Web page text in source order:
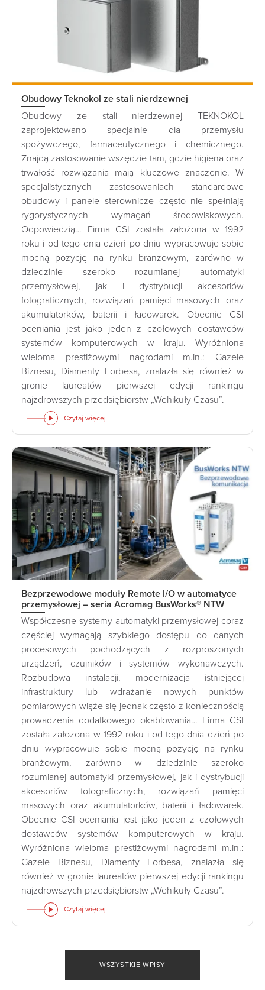
Obudowy Teknokol ze stali nierdzewnej
Obudowy ze stali nierdzewnej TEKNOKOL
zaprojektowano specjalnie dla przemysłu
spożywczego, farmaceutycznego i chemicznego.
Znajdą zastosowanie wszędzie tam, gdzie higiena oraz
trwałość rozwiązania mają kluczowe znaczenie. W
specjalistycznych zastosowaniach standardowe
obudowy i panele sterownicze często nie spełniają
rygorystycznych wymagań środowiskowych.
Odpowiedzią… Firma CSI została założona w 1992
roku i od tego dnia dzień po dniu wypracowuje sobie
mocną pozycję na rynku branżowym, zarówno w
dziedzinie szeroko rozumianej automatyki
przemysłowej, jak i dystrybucji akcesoriów
fotograficznych, rozwiązań pamięci masowych oraz
akumulatorków, baterii i ładowarek. Obecnie CSI
oceniania jest jako jeden z czołowych dostawców
systemów komputerowych w kraju. Wyróżniona
wieloma prestiżowymi nagrodami m.in.: Gazele
Biznesu, Diamenty Forbesa, znalazła się również w
gronie laureatów pierwszej edycji rankingu
najzdrowszych przedsiębiorstw „Wehikuły Czasu”.
Czytaj więcej
Bezprzewodowe moduły Remote I/O w automatyce
przemysłowej – seria Acromag BusWorks® NTW
Współczesne systemy automatyki przemysłowej coraz
częściej wymagają szybkiego dostępu do danych
procesowych pochodzących z rozproszonych
urządzeń, czujników i systemów wykonawczych.
Rozbudowa instalacji, modernizacja istniejącej
infrastruktury lub wdrażanie nowych punktów
pomiarowych wiąże się jednak często z koniecznością
prowadzenia dodatkowego okablowania… Firma CSI
została założona w 1992 roku i od tego dnia dzień po
dniu wypracowuje sobie mocną pozycję na rynku
branżowym, zarówno w dziedzinie szeroko
rozumianej automatyki przemysłowej, jak i dystrybucji
akcesoriów fotograficznych, rozwiązań pamięci
masowych oraz akumulatorków, baterii i ładowarek.
Obecnie CSI oceniania jest jako jeden z czołowych
dostawców systemów komputerowych w kraju.
Wyróżniona wieloma prestiżowymi nagrodami m.in.:
Gazele Biznesu, Diamenty Forbesa, znalazła się
również w gronie laureatów pierwszej edycji rankingu
najzdrowszych przedsiębiorstw „Wehikuły Czasu”.
Czytaj więcej
WSZYSTKIE WPISY